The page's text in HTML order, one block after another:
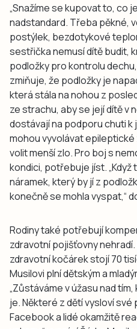
„Snažíme se kupovat to, co
nadstandard. Třeba pěkné,
postýlek, bezdotykové
sestřička nemusí dítě budit,
podložky pro kontrolu
zmiňuje, že podložky je
která stála na nohou z
ze strachu, aby se její dítě v
dostávají na podporu chuti k
mohou vyvolávat
volit menší zlo. Pro boj s
kondici, potřebuje jíst. „Když
náramek, který by jí z
konečně se mohla vyspat,“
Rodiny také potřebují
zdravotní pojišťovny
zdravotní kočárek stojí 70
Musilovi plní dětským a
„Zůstáváme v úžasu nad
je. Některé z dětí vysloví své
Facebook a lidé okamžitě